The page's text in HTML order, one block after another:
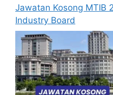
Calon
yang lengkap
pengalaman
yang dipohon,
passport serta
semasa
Pemohon yang
Jawatan Kosong MTIB
Industry Board